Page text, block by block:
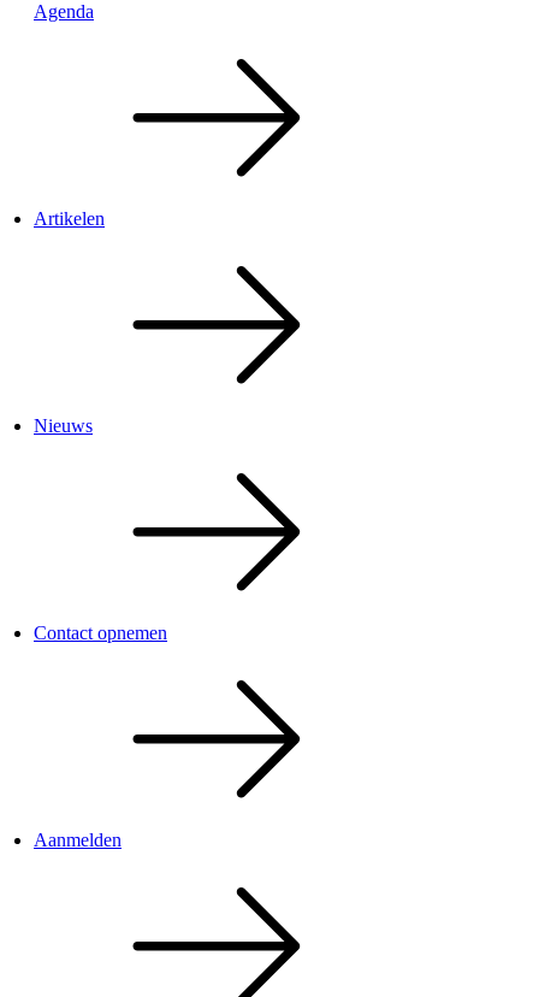
Agenda
Artikelen
Nieuws
Contact opnemen
Aanmelden